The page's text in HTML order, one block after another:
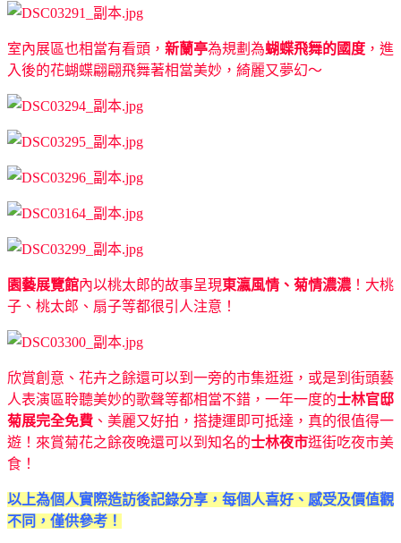
室內展區也相當有看頭， 新蘭亭為規劃為蝴蝶飛舞的國度 ，進
入後的花蝴蝶翩翩飛舞著相當美妙，綺麗又夢幻～
園藝展覽館內以桃太郎的故事呈現東瀛風情、菊情濃濃 ！大桃
子、桃太郎、扇子等都很引人注意！
欣賞創意、花卉之餘還可以到一旁的市集逛逛，或是到街頭藝
人表演區聆聽美妙的歌聲等都相當不錯，一年一度的士林官邸
菊展完全免費 、美麗又好拍，搭捷運即可抵達，真的很值得一
遊！來賞菊花之餘夜晚還可以到知名的士林夜市逛街吃夜市美
食！
以上為個人實際造訪後記錄分享，每個人喜好、感受及價值觀
不同，僅供參考！